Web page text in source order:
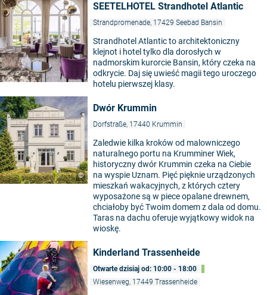
SEETELHOTEL Strandhotel Atlantic
Strandpromenade, 17429 Seebad Bansin
Strandhotel Atlantic to architektoniczny
klejnot i hotel tylko dla dorosłych w
nadmorskim kurorcie Bansin, który czeka na
odkrycie. Daj się uwieść magii tego uroczego
hotelu pierwszej klasy.
©
Dwór Krummin
Dorfstraße, 17440 Krummin
Zaledwie kilka kroków od malowniczego
naturalnego portu na Krumminer Wiek,
historyczny dwór Krummin czeka na Ciebie
na wyspie Uznam. Pięć pięknie urządzonych
mieszkań wakacyjnych, z których cztery
wyposażone są w piece opalane drewnem,
chciałoby być Twoim domem z dala od domu.
Taras na dachu oferuje wyjątkowy widok na
wioskę.
Kinderland Trassenheide
Otwarte dzisiaj od: 10:00 - 18:00
Wiesenweg, 17449 Trassenheide